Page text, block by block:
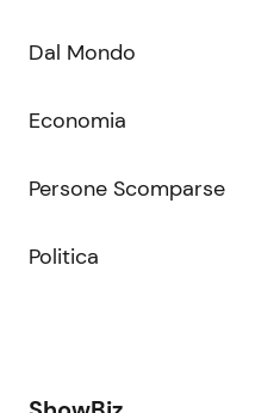
Dal Mondo
Economia
Persone Scomparse
Politica